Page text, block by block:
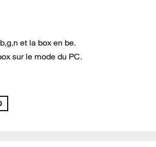
et la box en be.
sur le mode du PC.